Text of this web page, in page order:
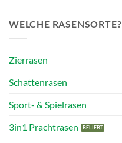
WELCHE RASENSORTE?
Zierrasen
Schattenrasen
Sport- & Spielrasen
3in1 Prachtrasen